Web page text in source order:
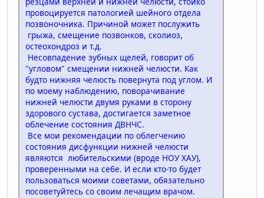
провоцируется патологией шейного отдела
позвоночника. Причиной может послужить
грыжа, смещение позвонков, сколиоз,
остеохондроз и т.д.
Несовпадение зубных щелей, говорит об
"угловом" смещении нижней челюсти. Как
будто нижняя челюсть повернута под углом. И
по моему наблюдению, поворачивание
нижней челюсти двумя руками в сторону
здорового сустава, достигается заметное
облечение состояния ДВНЧС.
Все мои рекомендации по облегчению
состояния дисфункции нижней челюсти
являются любительскими (вроде НОУ ХАУ),
проверенными на себе. И если кто-то будет
пользоваться моими советами, обязательно
посоветуйтесь со своим лечащим врачом.